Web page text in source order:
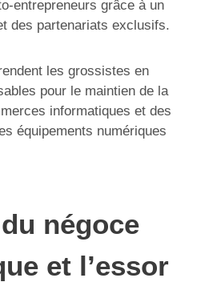
entrepreneurs grâce à un
des partenariats exclusifs.
les grossistes en
pour le maintien de la
informatiques et des
équipements numériques
négoce
et l’essor